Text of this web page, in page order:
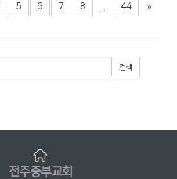
5 6 7 8 44
검색
전주중부교회